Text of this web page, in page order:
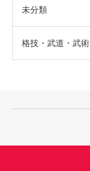
未分類
格技・武道・武術